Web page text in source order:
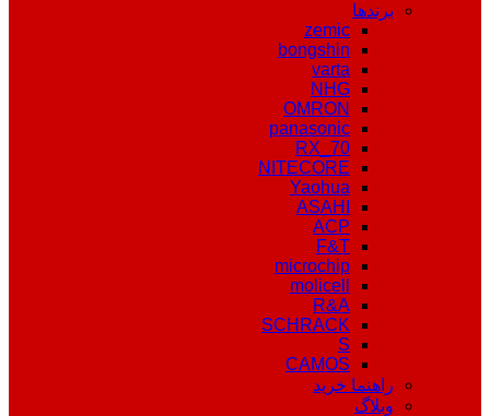
برندها
zemic
bongshin
varta
NHG
OMRON
panasonic
RX_70
NITECORE
Yaohua
ASAHI
ACP
F&T
microchip
molicell
R&A
SCHRACK
S
CAMOS
راهنما خرید
وبلاگ